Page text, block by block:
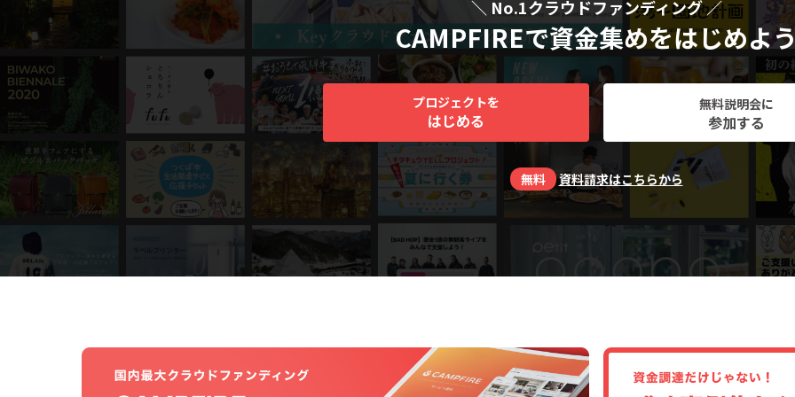
＼ No.1クラウドファンディング ／
CAMPFIREで資金集めをはじめよ
プロジェクトを
はじめる
無料説明会に
参加する
無料 資料請求はこちらから